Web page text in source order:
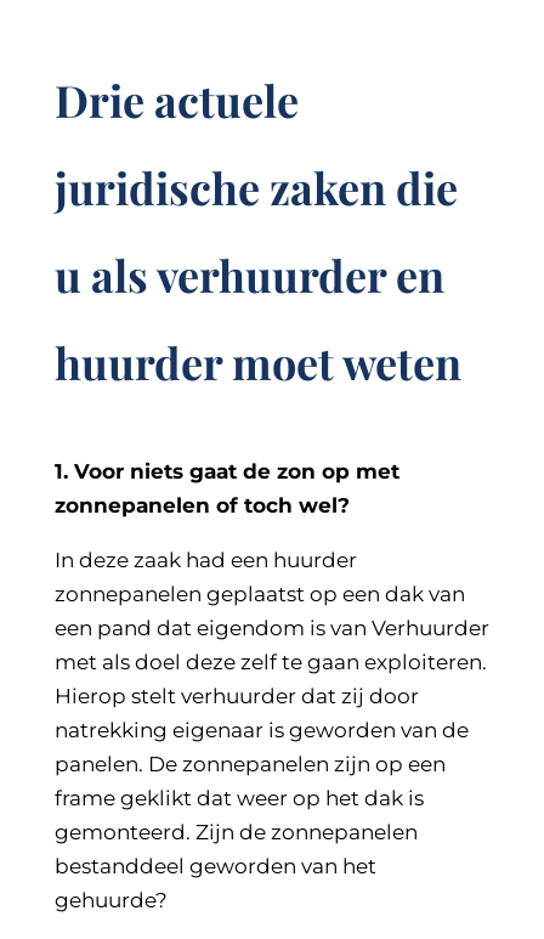
Drie actuele
juridische zaken die
u als verhuurder en
huurder moet weten
1. Voor niets gaat de zon op met
zonnepanelen of toch wel?
In deze zaak had een huurder
zonnepanelen geplaatst op een dak van
een pand dat eigendom is van Verhuurder
met als doel deze zelf te gaan exploiteren.
Hierop stelt verhuurder dat zij door
natrekking eigenaar is geworden van de
panelen. De zonnepanelen zijn op een
frame geklikt dat weer op het dak is
gemonteerd. Zijn de zonnepanelen
bestanddeel geworden van het
gehuurde?